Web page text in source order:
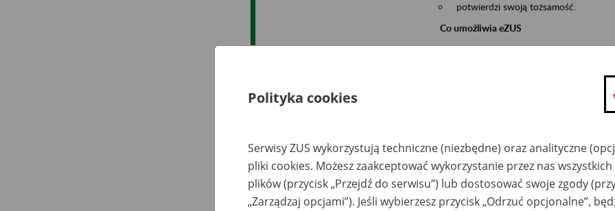
potwierdzi swoją tożsamość.
Co umożliwia eZUS
wgląd do danych zgromadzonych w
składanie wniosków i otrzymywanie
zadawanie pytań i otrzymywanie
Jeśli jesteś osobą ubezpieczoną (np.
możesz sprawdzić swoje dane
masz dostęp do informacji o stanie
masz dostęp do informacji o
Polityka cookies
Serwisy ZUS wykorzystują techniczne (niezbędne) oraz analityczne
pliki cookies. Możesz zaakceptować wykorzystanie przez nas
plików (przycisk „Przejdź do serwisu”) lub dostosować swoje zgody
„Zarządzaj opcjami”). Jeśli wybierzesz przycisk „Odrzuć opcjonalne”,